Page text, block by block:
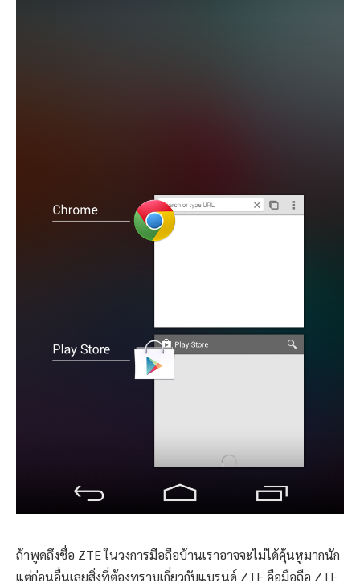
ถ้าพูดถึงชื่อ ZTE ในวงการมือถือบ้านเราอาจจะไม่ได้คุ้นหูมากนัก
แต่ก่อนอื่นเลยสิ่งที่ต้องทราบเกี่ยวกับแบรนด์ ZTE คือมือถือ ZTE